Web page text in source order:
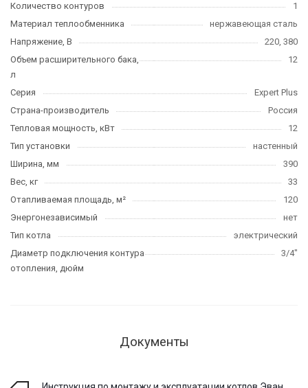
Количество контуров
1
Материал теплообменника
нержавеющая сталь
Напряжение, В
220, 380
Объем расширительного бака,
л
12
Серия
Expert Plus
Страна-производитель
Россия
Тепловая мощность, кВт
12
Тип установки
настенный
Ширина, мм
390
Вес, кг
33
Отапливаемая площадь, м²
120
Энергонезависимый
нет
Тип котла
электрический
Диаметр подключения контура
отопления, дюйм
3/4"
Документы